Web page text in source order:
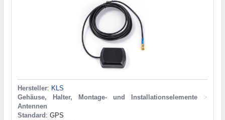
Hersteller: KLS
Gehäuse, Halter, Montage- und Installationselemente
>
Antennen
Standard : GPS